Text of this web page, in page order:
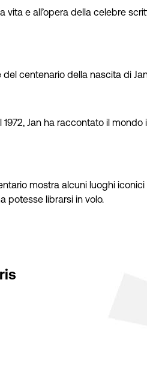
e all’opera della celebre
centenario della nascita di
Jan ha raccontato il
mostra alcuni luoghi
potesse librarsi in volo.